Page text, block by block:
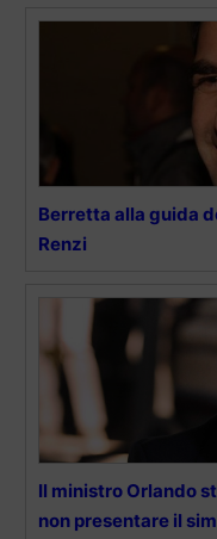
Berretta alla guida
Renzi
Il ministro Orlando
non presentare il